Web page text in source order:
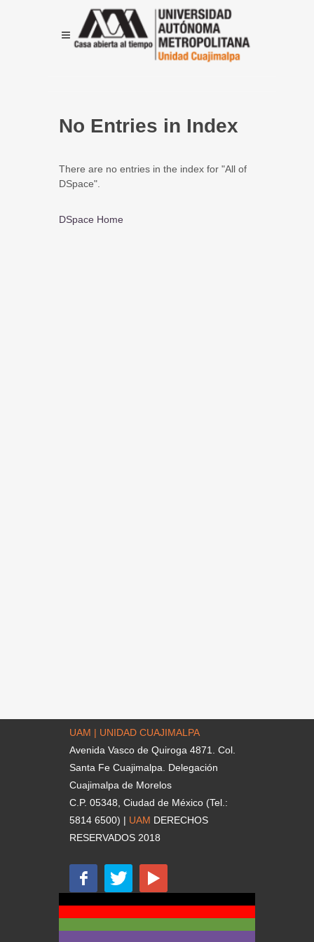
No Entries in Index
There are no entries in the index for "All of
DSpace".
DSpace Home
UAM | UNIDAD CUAJIMALPA
Avenida Vasco de Quiroga 4871. Col.
Santa Fe Cuajimalpa. Delegación
Cuajimalpa de Morelos
C.P. 05348, Ciudad de México (Tel.:
5814 6500) | UAM DERECHOS
RESERVADOS 2018